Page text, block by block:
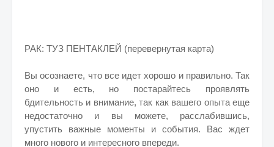
РАК: ТУЗ ПЕНТАКЛЕЙ (перевернутая карта)
Вы осознаете, что все идет хорошо и правильно. Так
оно и есть, но постарайтесь проявлять
бдительность и внимание, так как вашего опыта еще
недостаточно и вы можете, расслабившись,
упустить важные моменты и события. Вас ждет
много нового и интересного впереди.